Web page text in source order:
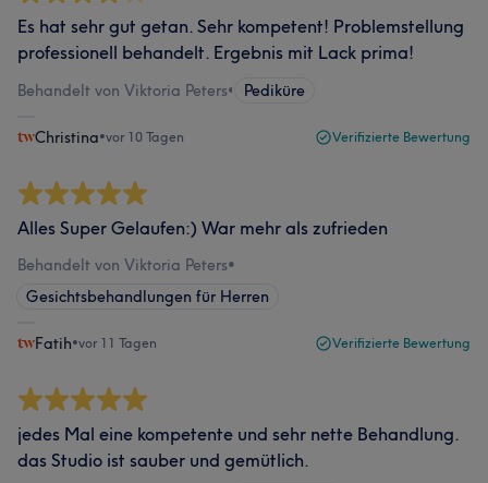
Es hat sehr gut getan. Sehr kompetent! Problemstellung
professionell behandelt. Ergebnis mit Lack prima!
Behandelt von Viktoria Peters• Pediküre
Christina•vor 10 Tagen Verifizierte Bewertung
Alles Super Gelaufen:) War mehr als zufrieden
Behandelt von Viktoria Peters•
Gesichtsbehandlungen für Herren
Fatih•vor 11 Tagen Verifizierte Bewertung
jedes Mal eine kompetente und sehr nette Behandlung.
das Studio ist sauber und gemütlich.